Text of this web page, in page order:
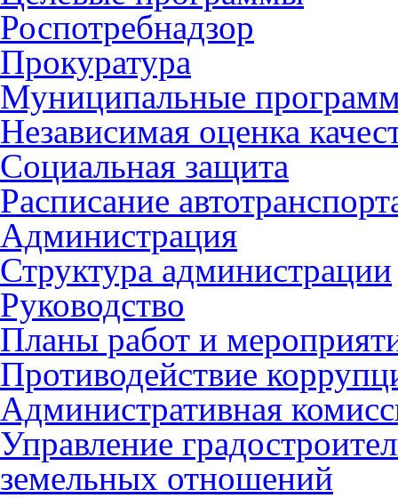
Роспотребнадзор
Прокуратура
Муниципальные
Независимая оценка
Социальная защита
Расписание
Администрация
Структура администрации
Руководство
Планы работ и
Противодействие
Административная
Управление
земельных отношений